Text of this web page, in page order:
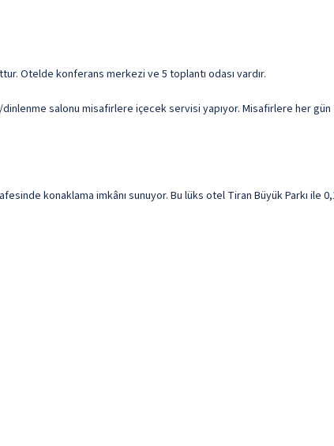
Otelde konferans merkezi ve 5 toplantı odası vardır.
salonu misafirlere içecek servisi yapıyor. Misafirlere her gün
konaklama imkânı sunuyor. Bu lüks otel Tiran Büyük Parkı ile